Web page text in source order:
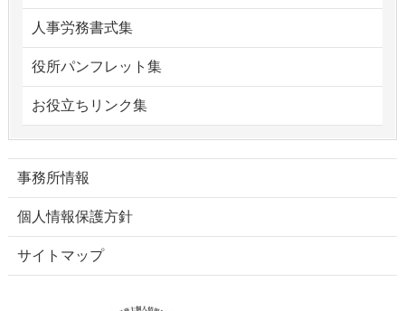
人事労務書式集
役所パンフレット集
お役立ちリンク集
事務所情報
個人情報保護方針
サイトマップ